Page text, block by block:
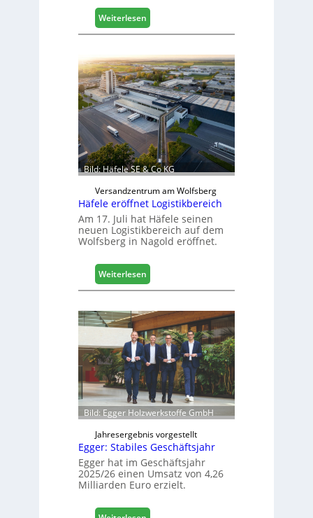
Weiterlesen:
M
s
c
h
i
n
e
n
b
a
u
d
i
g
i
t
i
i
e
r
t
s
c
h
Bild: Häfele SE & Co KG
Versandzentrum am Wolfsberg
Häfele eröffnet Logistikbereich
Am 17. Juli hat Häfele seinen
neuen Logistikbereich auf dem
Wolfsberg in Nagold eröffnet.
Weiterlesen:
H
f
e
l
e
e
r
ö
f
f
n
e
t
L
o
Bild: Egger Holzwerkstoffe GmbH
Jahresergebnis vorgestellt
Egger: Stabiles Geschäftsjahr
Egger hat im Geschäftsjahr
2025/26 einen Umsatz von 4,26
Milliarden Euro erzielt.